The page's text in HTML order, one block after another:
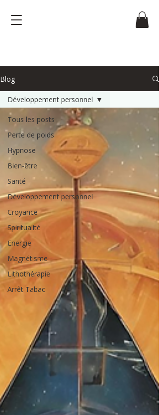
Blog
Tous les posts
Perte de poids
Hypnose
Bien-être
Santé
Développement personnel
Croyance
Spiritualité
Energie
Magnétisme
Lithothérapie
Arrêt Tabac
Développement personnel